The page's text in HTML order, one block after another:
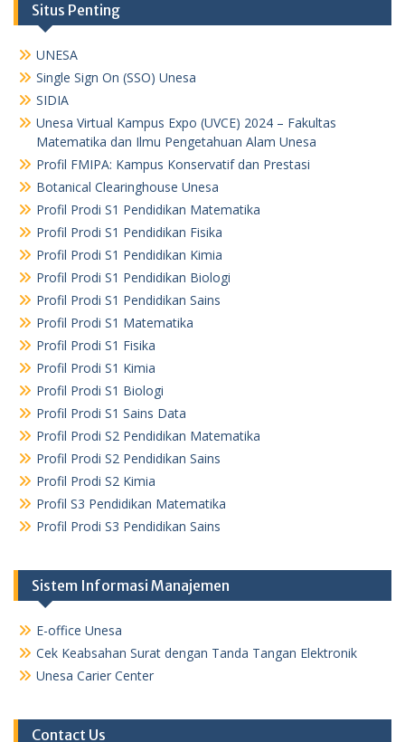
Situs Penting
UNESA
Single Sign On (SSO) Unesa
SIDIA
Unesa Virtual Kampus Expo (UVCE) 2024 – Fakultas
Matematika dan Ilmu Pengetahuan Alam Unesa
Profil FMIPA: Kampus Konservatif dan Prestasi
Botanical Clearinghouse Unesa
Profil Prodi S1 Pendidikan Matematika
Profil Prodi S1 Pendidikan Fisika
Profil Prodi S1 Pendidikan Kimia
Profil Prodi S1 Pendidikan Biologi
Profil Prodi S1 Pendidikan Sains
Profil Prodi S1 Matematika
Profil Prodi S1 Fisika
Profil Prodi S1 Kimia
Profil Prodi S1 Biologi
Profil Prodi S1 Sains Data
Profil Prodi S2 Pendidikan Matematika
Profil Prodi S2 Pendidikan Sains
Profil Prodi S2 Kimia
Profil S3 Pendidikan Matematika
Profil Prodi S3 Pendidikan Sains
Sistem Informasi Manajemen
E-office Unesa
Cek Keabsahan Surat dengan Tanda Tangan Elektronik
Unesa Carier Center
Contact Us